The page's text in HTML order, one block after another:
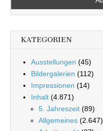
KATEGORIEN
Ausstellungen (45)
Bildergalerien (112)
Impressionen (14)
Inhalt (4.871)
5. Jahreszeit (89)
Allgemeines (2.647)